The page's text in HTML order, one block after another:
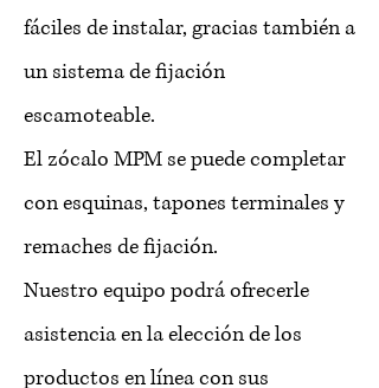
fáciles de instalar, gracias también a
un sistema de fijación
escamoteable.
El zócalo MPM se puede completar
con esquinas, tapones terminales y
remaches de fijación.
Nuestro equipo podrá ofrecerle
asistencia en la elección de los
productos en línea con sus